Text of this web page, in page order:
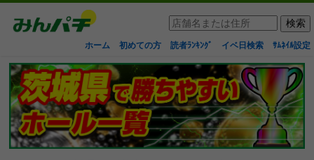
ホーム 初めての方 読者ﾗﾝｷﾝｸﾞ イベ日検索 ｻﾑﾈｲﾙ設定